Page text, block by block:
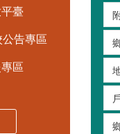
臺
告專區
區